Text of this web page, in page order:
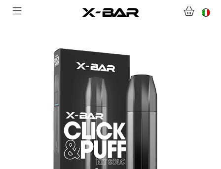
BENVENUTI SU X-BAR.CO
ABONNEMENTS
COLLECTIONS
CONTATTACI
DOMANDE FREQUENTI